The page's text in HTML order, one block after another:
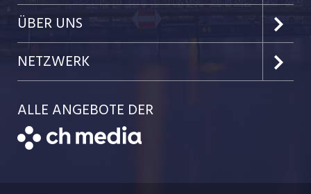
Kanton Nidwalden
Kanton Obwalden
Kanton Schwyz
Festanstellungen
Kundenlogin
Einzelinserat disponieren
Schnittstelle
Bewerber-Cockpit
Job-News
Job-Tipps
Job-Storys
Job-Coach
Bewerbung
ÜBER UNS
Portrait
Jobs bei der CH Media
NETZWERK
CH Media
ALLE ANGEBOTE DER